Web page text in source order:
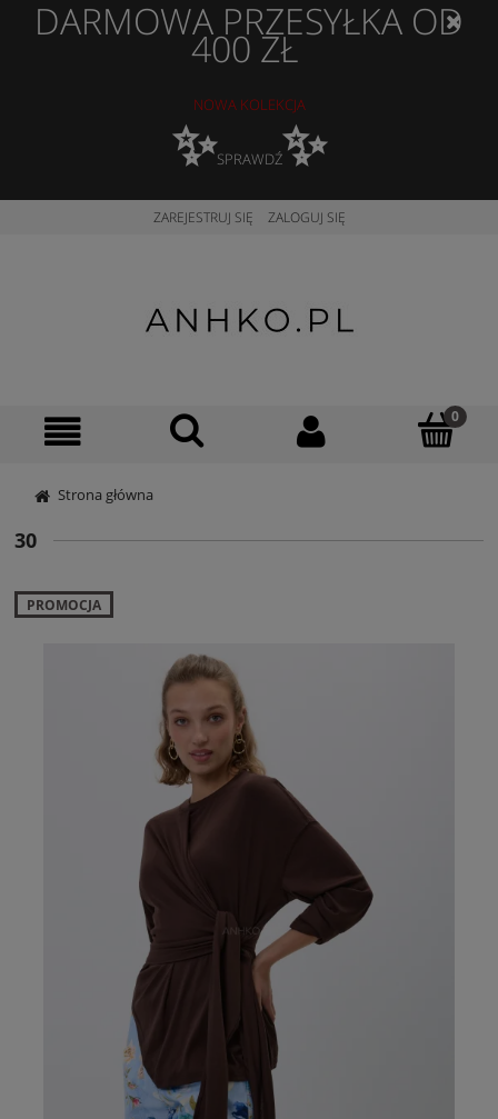
DARMOWA PRZESYŁKA OD
400 ZŁ
NOWA KOLEKCJA
✨SPRAWDŹ✨
ZAREJESTRUJ SIĘ ZALOGUJ SIĘ
Strona główna
30
PROMOCJA